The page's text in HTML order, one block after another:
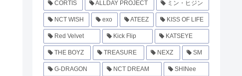
CORTIS ALLDAY PROJECT ミン・ヒジン
NCT WISH exo ATEEZ KISS OF LIFE
Red Velvet Kick Flip KATSEYE
THE BOYZ TREASURE NEXZ SM
G-DRAGON NCT DREAM SHINee